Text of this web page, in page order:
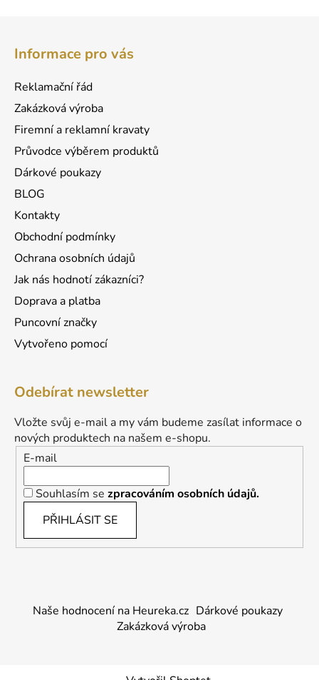
Informace pro vás
Reklamační řád
Zakázková výroba
Firemní a reklamní kravaty
Průvodce výběrem produktů
Dárkové poukazy
BLOG
Kontakty
Obchodní podmínky
Ochrana osobních údajů
Jak nás hodnotí zákazníci?
Doprava a platba
Puncovní značky
Vytvořeno pomocí
Odebírat newsletter
Vložte svůj e-mail a my vám budeme zasílat informace o
nových produktech na našem e-shopu.
E-mail
Souhlasím se zpracováním osobních údajů.
PŘIHLÁSIT SE
Naše hodnocení na Heureka.cz Dárkové poukazy
Zakázková výroba